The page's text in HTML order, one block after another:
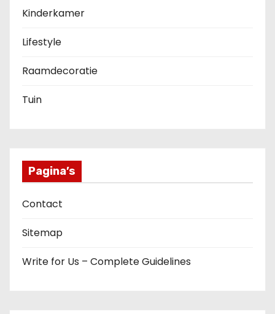
Kinderkamer
Lifestyle
Raamdecoratie
Tuin
Pagina’s
Contact
Sitemap
Write for Us – Complete Guidelines